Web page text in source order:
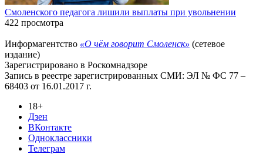
Смоленского педагога лишили выплаты при увольнении
422 просмотра
Информагентство «О чём говорит Смоленск» (сетевое
издание)
Зарегистрировано в Роскомнадзоре
Запись в реестре зарегистрированных СМИ: ЭЛ № ФС 77 –
68403 от 16.01.2017 г.
18+
Дзен
ВКонтакте
Одноклассники
Телеграм